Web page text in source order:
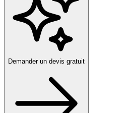
Demander un devis gratuit